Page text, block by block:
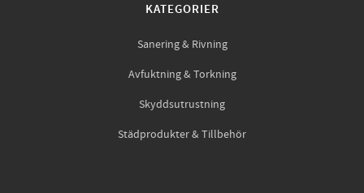
KATEGORIER
Sanering & Rivning
Avfuktning & Torkning
Skyddsutrustning
Städprodukter & Tillbehör